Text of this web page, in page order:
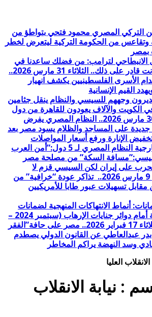
التركي المصري محمود فتحي بتواطؤ من
وتقاعس من الحكومة التركية ليتعرض لخطر
بمصر
الانبطاحي لترامب: من فضلك ساعدنا في
إيقاف الحرب وأنت قادر على ذلك.. الثلاثاء 31 مارس 2026..
الأسرى الفلسطينيين يكشف انهيار
القيم الإنسانية
وجههم للسيسي والنظام ينقل جثامين
الكويت والآلاف يعودون للقاهرة من دول
الخليج.. الاثنين 30 مارس 2026.. النظام المصري يفرض
على المساجد والظلام يسود مصر بعد
الإنارة ورفع أسعار المواصلات
أضغاث أحلام خارجية النظام المصري لـ 5 دول:”أمن العرب
السكة” من مصلحة مصر
على إيران لكن السيسي قزم لا
يستطيع.. الاثنين 9 مارس 2026.. تذاكر عودة “خرافية” من
مقابل تسهيلات عبور طابا للأمريكيين
أنماط الانتهاكات المنهجية لضمانات
المحاكمة العادلة أمام دوائر جنايات الإرهاب (سبتمبر 2024 –
يناير 2026).. الثلاثاء 17 فبراير 2026.. مصر على حافة”الفقر
عبدالعاطي عن القانون الدولي يصطدم
وسد النهضة يراكم المخاطر
الانقلاب العليا
: نيابة الانقلاب